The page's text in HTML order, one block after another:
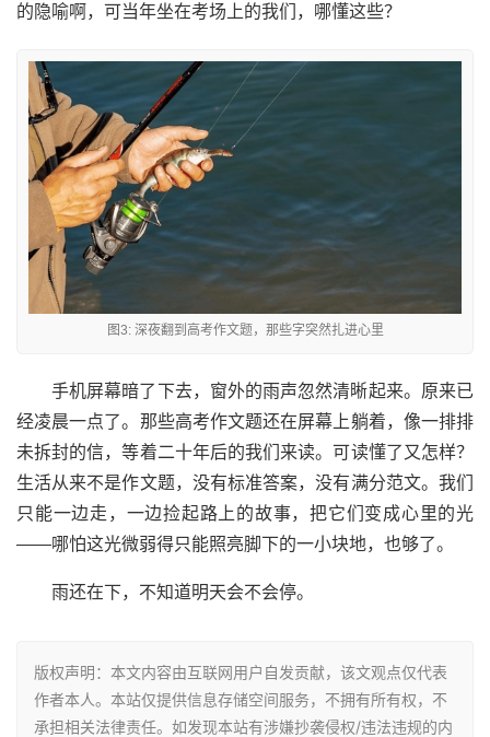
的隐喻啊，可当年坐在考场上的我们，哪懂这些？
图3: 深夜翻到高考作文题，那些字突然扎进心里
手机屏幕暗了下去，窗外的雨声忽然清晰起来。原来已
经凌晨一点了。那些高考作文题还在屏幕上躺着，像一排排
未拆封的信，等着二十年后的我们来读。可读懂了又怎样？
生活从来不是作文题，没有标准答案，没有满分范文。我们
只能一边走，一边捡起路上的故事，把它们变成心里的光
——哪怕这光微弱得只能照亮脚下的一小块地，也够了。
雨还在下，不知道明天会不会停。
版权声明：本文内容由互联网用户自发贡献，该文观点仅代表
作者本人。本站仅提供信息存储空间服务，不拥有所有权，不
承担相关法律责任。如发现本站有涉嫌抄袭侵权/违法违规的内